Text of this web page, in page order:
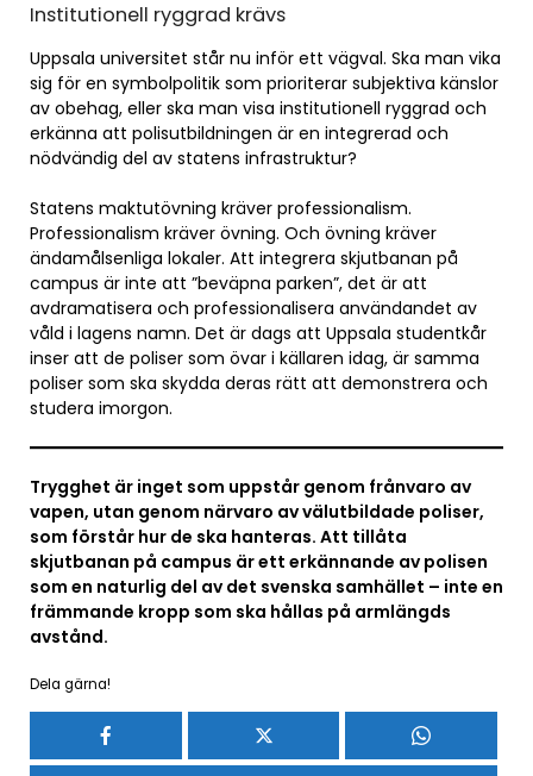
Institutionell ryggrad krävs
Uppsala universitet står nu inför ett vägval. Ska man vika
sig för en symbolpolitik som prioriterar subjektiva känslor
av obehag, eller ska man visa institutionell ryggrad och
erkänna att polisutbildningen är en integrerad och
nödvändig del av statens infrastruktur?
Statens maktutövning kräver professionalism.
Professionalism kräver övning. Och övning kräver
ändamålsenliga lokaler. Att integrera skjutbanan på
campus är inte att ”beväpna parken”, det är att
avdramatisera och professionalisera användandet av
våld i lagens namn. Det är dags att Uppsala studentkår
inser att de poliser som övar i källaren idag, är samma
poliser som ska skydda deras rätt att demonstrera och
studera imorgon.
Trygghet är inget som uppstår genom frånvaro av
vapen, utan genom närvaro av välutbildade poliser,
som förstår hur de ska hanteras. Att tillåta
skjutbanan på campus är ett erkännande av polisen
som en naturlig del av det svenska samhället – inte en
främmande kropp som ska hållas på armlängds
avstånd.
Dela gärna!